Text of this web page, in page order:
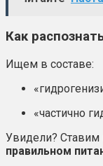
Как
Ищем в составе:
«частично
Увидели? Ставим
правильном